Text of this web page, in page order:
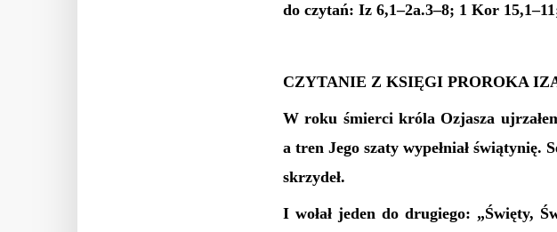
do czytań: Iz 6,1–2a.3–8; 1 Kor
CZYTANIE Z KSIĘGI PROROKA
W roku śmierci króla Ozjasza
a tren Jego szaty wypełniał świątynię.
skrzydeł.
I wołał jeden do drugiego: „Święty,